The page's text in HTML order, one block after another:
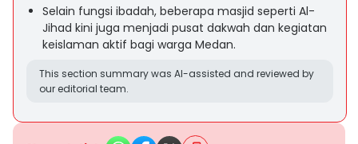
Selain fungsi ibadah, beberapa masjid seperti Al-
Jihad kini juga menjadi pusat dakwah dan kegiatan
keislaman aktif bagi warga Medan.
This section summary was AI-assisted and reviewed by
our editorial team.